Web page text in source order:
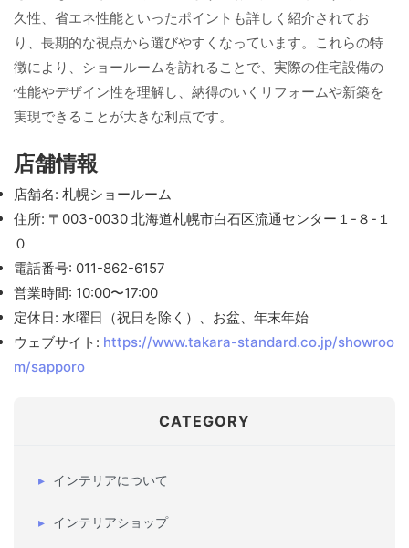
久性、省エネ性能といったポイントも詳しく紹介されてお
り、長期的な視点から選びやすくなっています。これらの特
徴により、ショールームを訪れることで、実際の住宅設備の
性能やデザイン性を理解し、納得のいくリフォームや新築を
実現できることが大きな利点です。
店舗情報
店舗名: 札幌ショールーム
住所: 〒003-0030 北海道札幌市白石区流通センター１-８-１
０
電話番号: 011-862-6157
営業時間: 10:00〜17:00
定休日: 水曜日（祝日を除く）、お盆、年末年始
ウェブサイト: https://www.takara-standard.co.jp/showroo
m/sapporo
CATEGORY
インテリアについて
インテリアショップ